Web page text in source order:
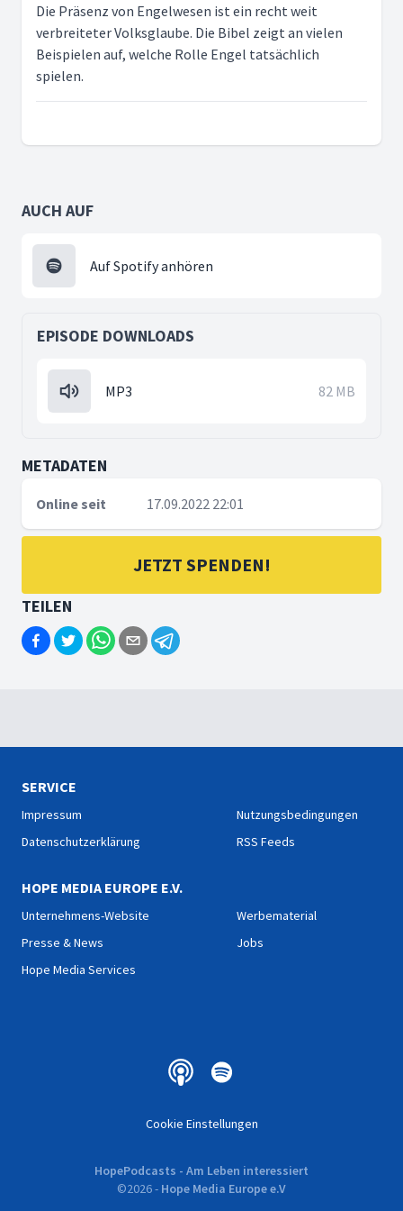
Die Präsenz von Engelwesen ist ein recht weit
verbreiteter Volksglaube. Die Bibel zeigt an vielen
Beispielen auf, welche Rolle Engel tatsächlich
spielen.
AUCH AUF
Auf Spotify anhören
EPISODE DOWNLOADS
MP3 82 MB
METADATEN
Online seit 17.09.2022 22:01
JETZT SPENDEN!
TEILEN
SERVICE
Impressum
Datenschutzerklärung
Nutzungsbedingungen
RSS Feeds
HOPE MEDIA EUROPE E.V.
Unternehmens-Website
Presse & News
Hope Media Services
Werbematerial
Jobs
Cookie Einstellungen
HopePodcasts - Am Leben interessiert
©2026- Hope Media Europe e.V